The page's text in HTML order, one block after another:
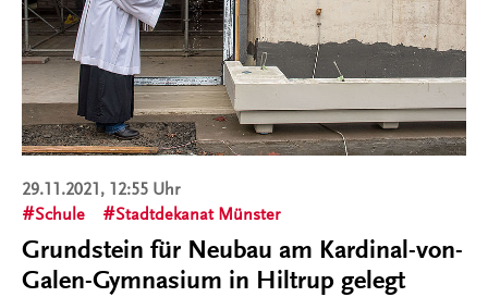
29.11.2021, 12:55 Uhr
Schule
Stadtdekanat Münster
Grundstein für Neubau am Kardinal-von-
Galen-Gymnasium in Hiltrup gelegt